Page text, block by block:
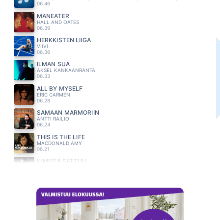
06.46
MANEATER
HALL AND OATES
06.39
HERKKISTEN LIIGA
VIIVI
06.36
ILMAN SUA
AKSEL KANKAANRANTA
06.33
ALL BY MYSELF
ERIC CARMEN
06.28
SAMAAN MARMORIIN
ANTTI RAILIO
06.24
THIS IS THE LIFE
MACDONALD AMY
06.21
IHMEITÄ SATTUU
ISTO HILTUNEN
06.12
CALL ME
BLONDIE